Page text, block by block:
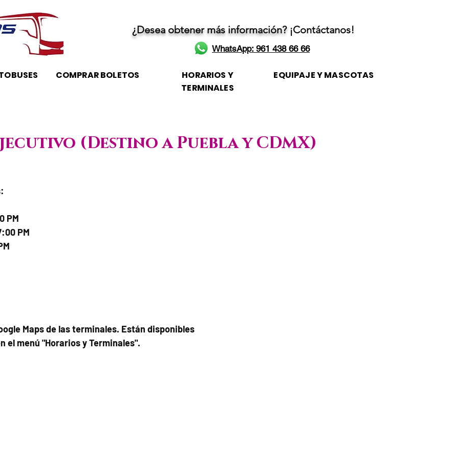
¿Desea obtener más información? ¡Contáctanos!
WhatsApp: 961 438 66 66
COMPRAR BOLETOS
HORARIOS Y
TERMINALES
EQUIPAJE Y MASCOTAS
(Destino a Puebla y CDMX)
PM
PM
Maps de las terminales. Están disponibles
el menú "Horarios y Terminales".